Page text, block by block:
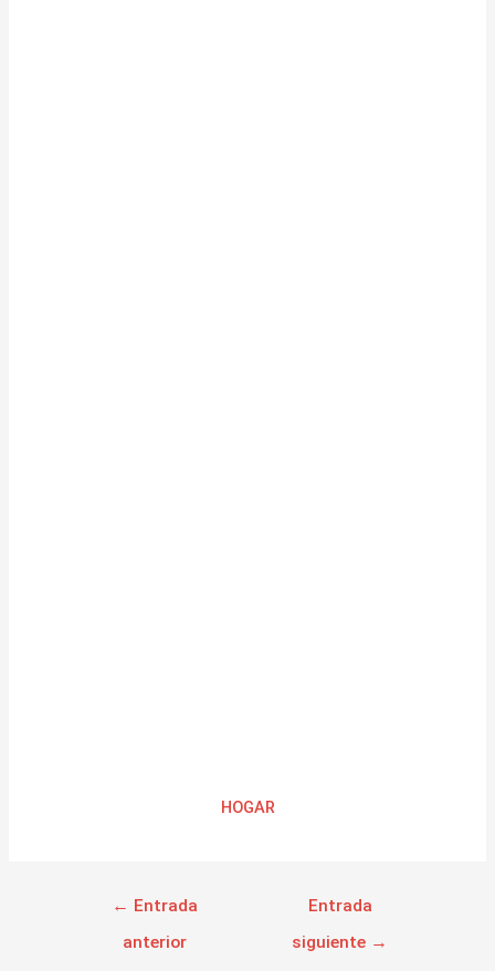
HOGAR
← Entrada
anterior
Entrada
siguiente →